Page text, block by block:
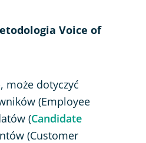
Voice of
może dotyczyć
(Employee
(Candidate
(Customer